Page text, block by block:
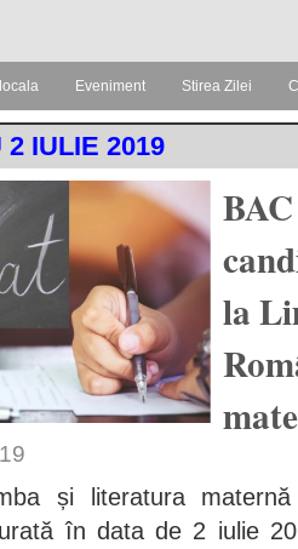
Eveniment Stirea Zilei
2 IULIE 2019
la
și literatura
în data de 2 iulie